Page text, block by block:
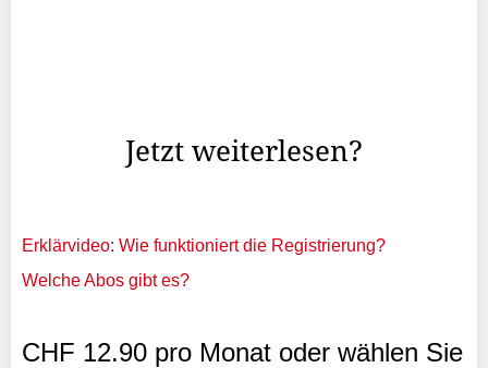
Jetzt weiterlesen?
Erklärvideo: Wie funktioniert die Registrierung?
Welche Abos gibt es?
CHF 12.90 pro Monat oder wählen Sie